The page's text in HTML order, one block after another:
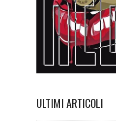
ULTIMI ARTICOLI